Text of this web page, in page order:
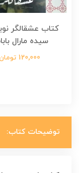
کتاب عشقالگر
سیده مارال
120,000 تومان
توضیحات کتاب: